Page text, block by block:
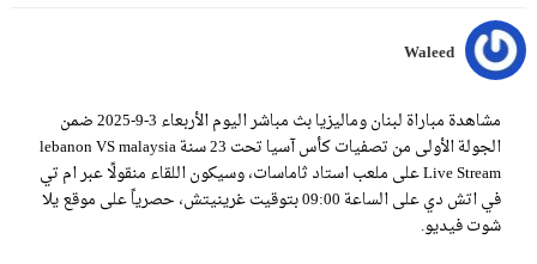
Waleed
مشاهدة مباراة لبنان وماليزيا بث مباشر اليوم الأربعاء 3-9-2025 ضمن
الجولة الأولى من تصفيات كأس آسيا تحت 23 سنة lebanon VS malaysia
Live Stream على ملعب استاد ثاماسات، وسيكون اللقاء منقولًا عبر ام تي
في اتش دي على الساعة 09:00 بتوقيت غرينيتش، حصرياً على موقع يلا
شوت فيديو.